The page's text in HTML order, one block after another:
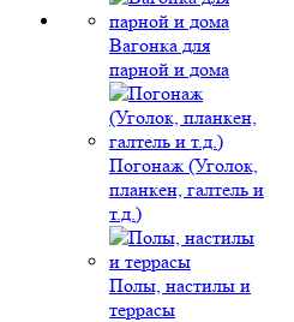
Вагонка для
парной и дома
Погонаж (Уголок,
планкен, галтель и
т.д.)
Полы, настилы и
террасы